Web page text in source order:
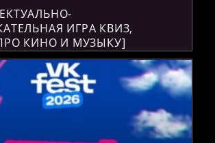
ИГРА КВИЗ,
КИНО И МУЗЫКУ]